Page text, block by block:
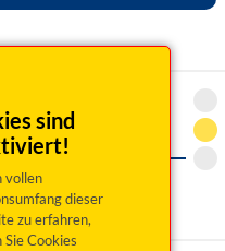
sind
vollen
dieser
zu erfahren,
Sie Cookies
16:00 Uhr
Hofmeir, Tuba &
Kl
Historischer Pfarrhof